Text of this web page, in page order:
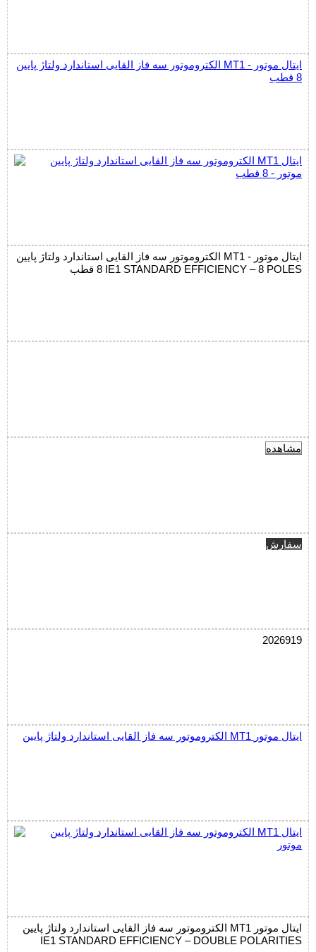
الکتروموتور سه فاز القایی استاندارد ولتاژ پایین MT1 ایتال موتور -
8 قطب
الکتروموتور سه فاز القایی استاندارد ولتاژ پایین MT1 ایتال موتور -
8 قطب IE1 STANDARD EFFICIENCY – 8 POLES
مشاهده
سفارش
2026919
الکتروموتور سه فاز القایی استاندارد ولتاژ پایین MT1 ایتال موتور
الکتروموتور سه فاز القایی استاندارد ولتاژ پایین MT1 ایتال موتور
IE1 STANDARD EFFICIENCY – DOUBLE POLARITIES